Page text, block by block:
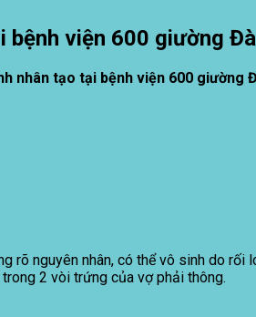
bệnh viện 600 giường
tạo tại bệnh viện 600 giường
nguyên nhân, có thể vô sinh do
2 vòi trứng của vợ phải thông.